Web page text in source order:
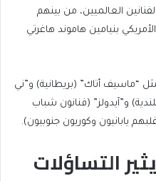
العالميين، من بينهم
بنيامين هاموند هاغرتي
“ماسيف أتاك” (بريطانية) و”ني
و”آيدولز” (فنانون شباب
يابانيون وكوريون جنوبيون).
التساؤلات